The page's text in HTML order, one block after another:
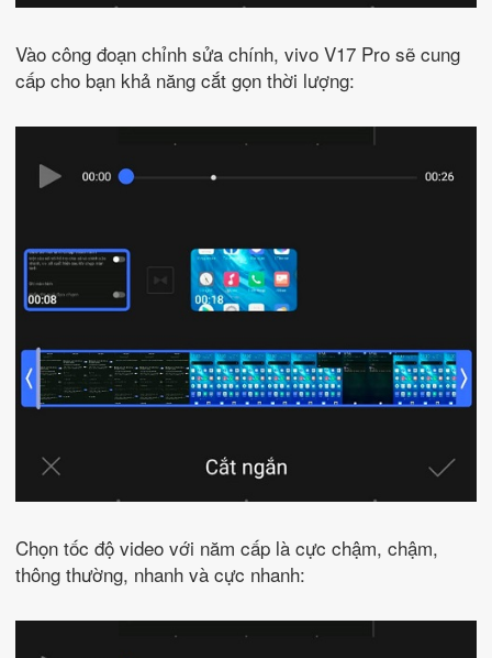
Vào công đoạn chỉnh sửa chính, vivo V17 Pro sẽ cung
cấp cho bạn khả năng cắt gọn thời lượng:
Chọn tốc độ video với năm cấp là cực chậm, chậm,
thông thường, nhanh và cực nhanh: